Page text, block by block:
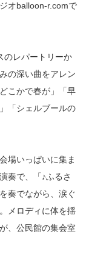
オballoon-r.comで
レパートリーか
の深い曲をアレン
こかで春が」「早
「シェルブールの
場いっぱいに集ま
奏で、「♪ふるさ
奏でながら、涙ぐ
メロディに体を揺
、公民館の集会室